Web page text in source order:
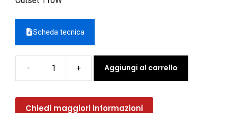
Scheda tecnica
-
Caminetto
SKOPE
OUTSET
+ Aggiungi al carrello
Chiedi maggiori informazioni